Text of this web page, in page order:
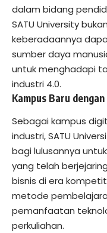
dalam bidang
SATU University
keberadaannya
sumber daya
untuk menghadapi
industri 4.0.
Kampus Baru
Sebagai kampus
industri, SATU
bagi lulusannya
yang telah
bisnis di era
metode
pemanfaatan
perkuliahan.